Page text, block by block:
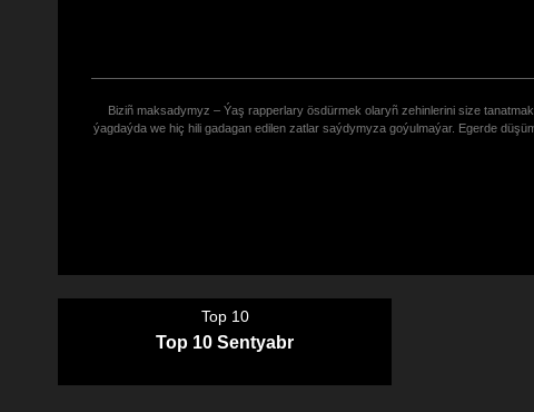
Biziñ maksadymyz – Ýaş rapperlary ösdürmek olaryñ zehinlerini size
ýagdaýda we hiç hili gadagan edilen zatlar saýdymyza goýulmaýar. Egerde
Top 10
Top 10 Sentyabr